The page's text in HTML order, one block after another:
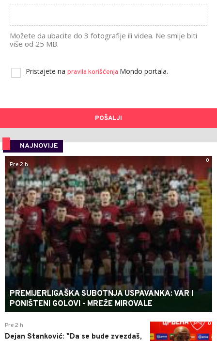
Možete da ubacite do 3 fotografije ili videa. Ne smije biti
više od 25 MB.
Pristajete na pravila korišćenja Mondo portala.
POŠALJI
NAJNOVIJE
0
Pre 2 h
PREMIJERLIGAŠKA SUBOTNJA USPAVANKA: VAR I
PONIŠTENI GOLOVI - MREŽE MIROVALE
0
Pre 2 h
Dejan Stanković: "Da se bude zvezdaš,